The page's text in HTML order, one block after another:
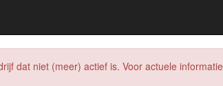
dat niet (meer) actief is. Voor actuele informatie